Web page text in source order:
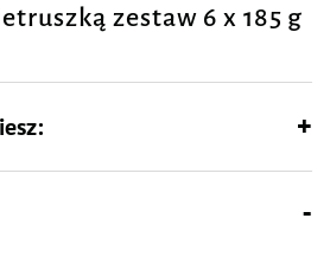
zestaw 6 x 185 g